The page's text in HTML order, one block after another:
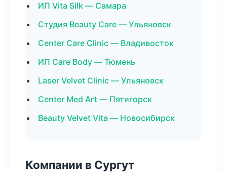
ИП Vita Silk — Самара
Студия Beauty Care — Ульяновск
Center Care Clinic — Владивосток
ИП Care Body — Тюмень
Laser Velvet Clinic — Ульяновск
Center Med Art — Пятигорск
Beauty Velvet Vita — Новосибирск
Компании в Сургут